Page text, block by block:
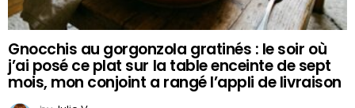
Gnocchis au gorgonzola gratinés : le soir où
j’ai posé ce plat sur la table enceinte de sept
mois, mon conjoint a rangé l’appli de livraison